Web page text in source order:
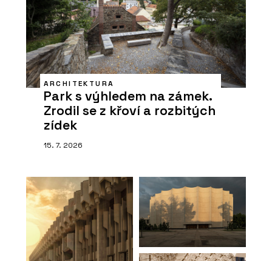
ARCHITEKTURA
Park s výhledem na zámek.
Zrodil se z křoví a rozbitých
zídek
15. 7. 2026